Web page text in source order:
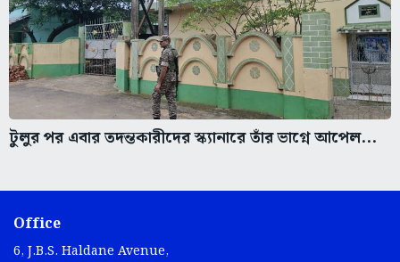
টুলুর পর এবার তদন্তকারীদের স্ক্যানারে তাঁর ভাগ্নে আপেল...
Office
6, J.B.S. Haldane Avenue,